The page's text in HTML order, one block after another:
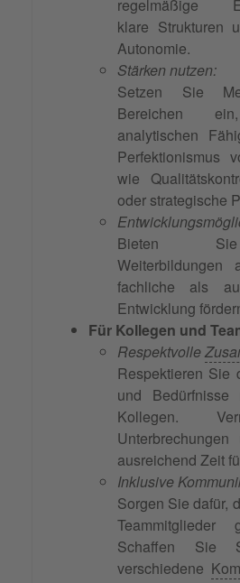
regelmäßige
klare Strukturen
Autonomie.
Stärken nutzen:
Setzen Sie
Bereichen
analytischen
Perfektionismus
wie
oder strategische
Bieten
fachliche als
Entwicklung
Für Kollegen und
Respektvolle
Respektieren Sie
und Bedürfnisse
Kollegen.
ausreichend Zeit
Inklusive
Sorgen Sie dafür,
Teammitglieder
Schaffen Sie
verschiedene